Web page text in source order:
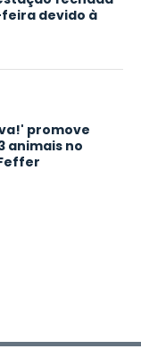
devido à
promove
animais no